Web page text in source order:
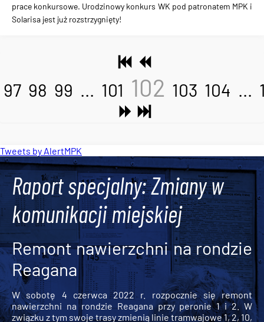
prace konkursowe. Urodzinowy konkurs WK pod patronatem MPK i
Solarisa jest już rozstrzygnięty!
97 98 99 ... 101 102 103 104 ...
Tweets by AlertMPK
Raport specjalny: Zmiany w
komunikacji miejskiej
Remont nawierzchni na rondzie
Reagana
W sobotę 4 czerwca 2022 r. rozpocznie się remont
nawierzchni na rondzie Reagana przy peronie 1 i 2. W
związku z tym swoje trasy zmienią linie tramwajowe 1, 2, 10,